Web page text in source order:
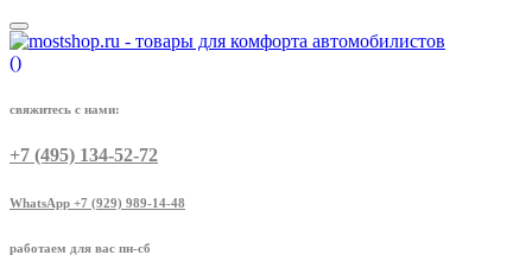
()
свяжитесь с нами:
+7 (495) 134-52-72
WhatsApp +7 (929) 989-14-48
работаем для вас пн-сб